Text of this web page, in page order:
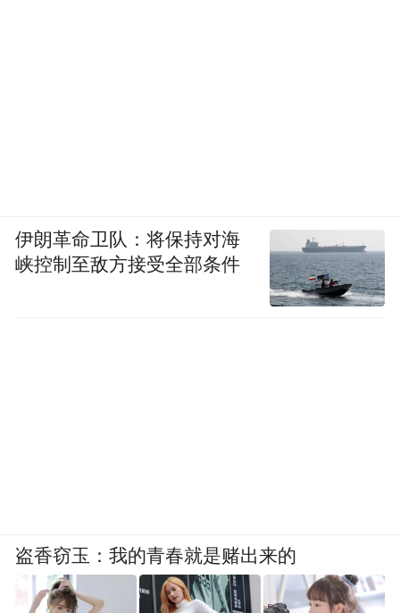
伊朗革命卫队：将保持对海
峡控制至敌方接受全部条件
盗香窃玉：我的青春就是赌出来的